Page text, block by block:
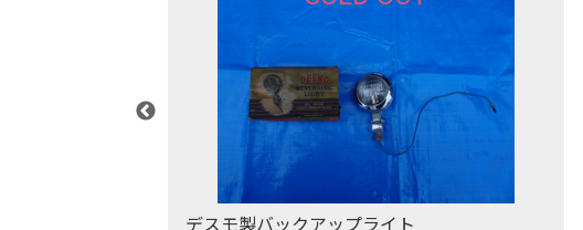
デスモ製バックアップライト